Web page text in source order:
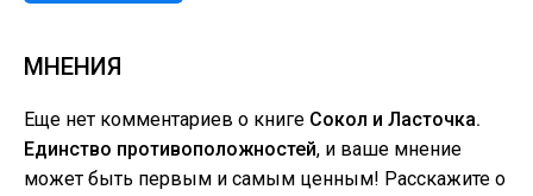
МНЕНИЯ
Еще нет комментариев о книге Сокол и Ласточка.
Единство противоположностей, и ваше мнение
может быть первым и самым ценным! Расскажите о